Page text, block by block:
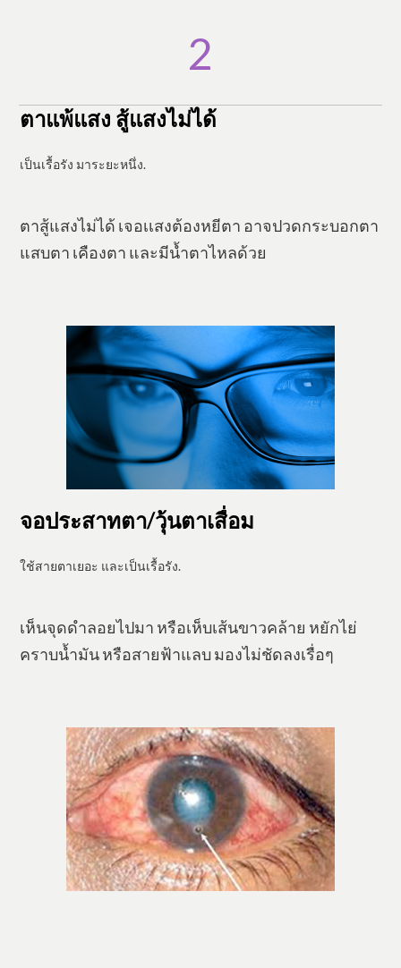
​2
ตาแพ้แสง สู้แสงไม่ได้
​เป็นเรื้อรัง มาระยะหนึ่ง.
​ตาสู้แสงไม่ได้ เจอเเสงต้องหยีตา อาจปวดกระบอกตา
แสบตา เคืองตา และมีน้ำตาไหลด้วย
จอประสาทตา/วุ้นตาเสื่อม
​ใช้สายตาเยอะ และเป็นเรื้อรัง.
​​เห็นจุดดำลอยไปมา หรือเห็บเส้นขาวคล้าย หยักไย่
คราบน้ำมัน หรือสายฟ้าแลบ มองไม่ชัดลงเรื่อๆ